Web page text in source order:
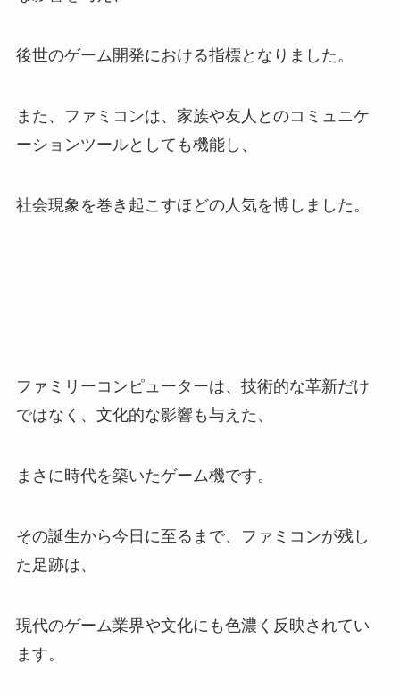
後世のゲーム開発における指標となりました。
また、ファミコンは、家族や友人とのコミュニケ
ーションツールとしても機能し、
社会現象を巻き起こすほどの人気を博しました。
ファミリーコンピューターは、技術的な革新だけ
ではなく、文化的な影響も与えた、
まさに時代を築いたゲーム機です。
その誕生から今日に至るまで、ファミコンが残し
た足跡は、
現代のゲーム業界や文化にも色濃く反映されてい
ます。